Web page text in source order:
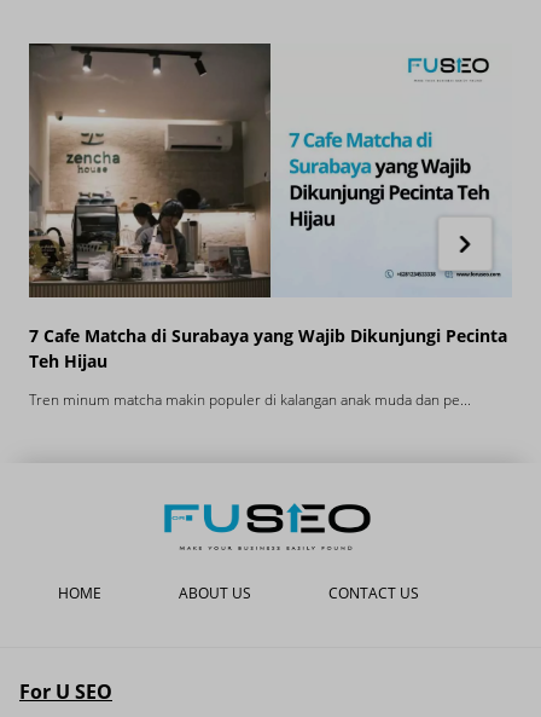
7 Cafe Matcha di Surabaya yang Wajib Dikunjungi Pecinta
Teh Hijau
Tren minum matcha makin populer di kalangan anak muda dan pe...
HOME ABOUT US CONTACT US
For U SEO